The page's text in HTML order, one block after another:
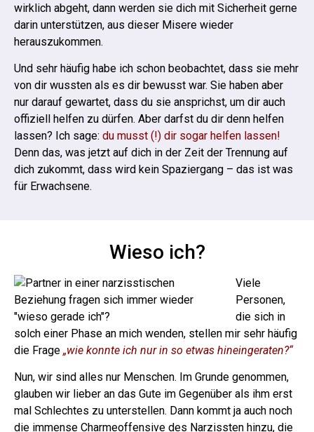
wirklich abgeht, dann werden sie dich mit Sicherheit gerne
darin unterstützen, aus dieser Misere wieder
herauszukommen.
Und sehr häufig habe ich schon beobachtet, dass sie mehr
von dir wussten als es dir bewusst war. Sie haben aber
nur darauf gewartet, dass du sie ansprichst, um dir auch
offiziell helfen zu dürfen. Aber darfst du dir denn helfen
lassen? Ich sage: du musst (!) dir sogar helfen lassen!
Denn das, was jetzt auf dich in der Zeit der Trennung auf
dich zukommt, dass wird kein Spaziergang – das ist was
für Erwachsene.
Wieso ich?
Viele
Personen,
die sich in
solch einer Phase an mich wenden, stellen mir sehr häufig
die Frage „wie konnte ich nur in so etwas hineingeraten?“
Nun, wir sind alles nur Menschen. Im Grunde genommen,
glauben wir lieber an das Gute im Gegenüber als ihm erst
mal Schlechtes zu unterstellen. Dann kommt ja auch noch
die immense Charmeoffensive des Narzissten hinzu, die